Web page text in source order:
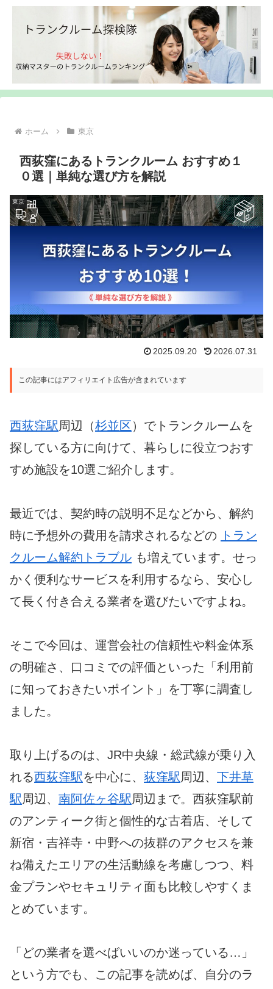
ホーム 東京
西荻窪にあるトランクルーム おすすめ１
０選｜単純な選び方を解説
東京
2025.09.20 2026.07.31
この記事にはアフィリエイト広告が含まれています
西荻窪駅周辺（杉並区）でトランクルームを
探している方に向けて、暮らしに役立つおす
すめ施設を10選ご紹介します。
最近では、契約時の説明不足などから、解約
時に予想外の費用を請求されるなどの
トラン
クルーム解約トラブル も増えています。せっ
かく便利なサービスを利用するなら、安心し
て長く付き合える業者を選びたいですよね。
そこで今回は、運営会社の信頼性や料金体系
の明確さ、口コミでの評価といった「利用前
に知っておきたいポイント」を丁寧に調査し
ました。
取り上げるのは、JR中央線・総武線が乗り入
れる西荻窪駅を中心に、 荻窪駅周辺、 下井草
駅周辺、 南阿佐ヶ谷駅周辺まで。西荻窪駅前
のアンティーク街と個性的な古着店、そして
新宿・吉祥寺・中野への抜群のアクセスを兼
ね備えたエリアの生活動線を考慮しつつ、料
金プランやセキュリティ面も比較しやすくま
とめています。
「どの業者を選べばいいのか迷っている…」
という方でも、この記事を読めば、自分のラ